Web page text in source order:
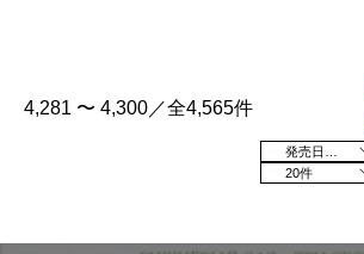
4,281 〜 4,300／全4,565件
20件